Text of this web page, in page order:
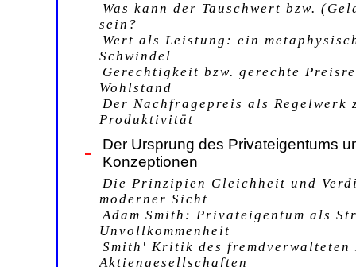
Was kann der Tauschwert bzw.
sein?
Wert als Leistung: ein
Schwindel
Gerechtigkeit bzw. gerechte
Wohlstand
Der Nachfragepreis als Regelwerk
Produktivität
Der Ursprung des Privateigentums
Konzeptionen
Die Prinzipien Gleichheit und
moderner Sicht
Adam Smith: Privateigentum als
Unvollkommenheit
Smith' Kritik des fremdverwalteten
Aktiengesellschaften